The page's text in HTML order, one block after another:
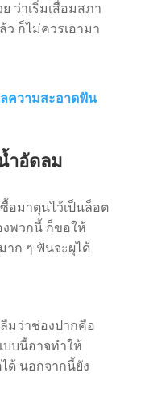
ว่าเริ่มเสื่อมสภา
ก็ไม่ควรเอามา
ความสะอาดฟัน
ำอัดลม
อมาตุนไว้เป็นล็อต
พวกนี้ ก็ขอให้
าก ๆ ฟันจะผุได้
มว่าช่องปากคือ
บนี้อาจทำให้
ด้ นอกจากนี้ยัง